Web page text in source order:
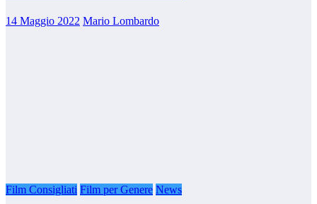
14 Maggio 2022 Mario Lombardo
Film Consigliati Film per Genere News